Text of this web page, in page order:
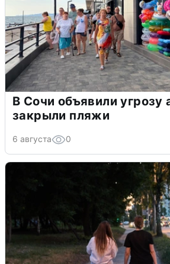
В Сочи объявили угрозу
закрыли пляжи
6 августа 0